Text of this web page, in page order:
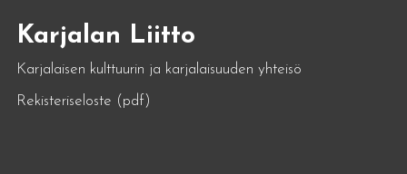
Karjalan Liitto
Karjalaisen kulttuurin ja karjalaisuuden yhteisö
Rekisteriseloste (pdf)